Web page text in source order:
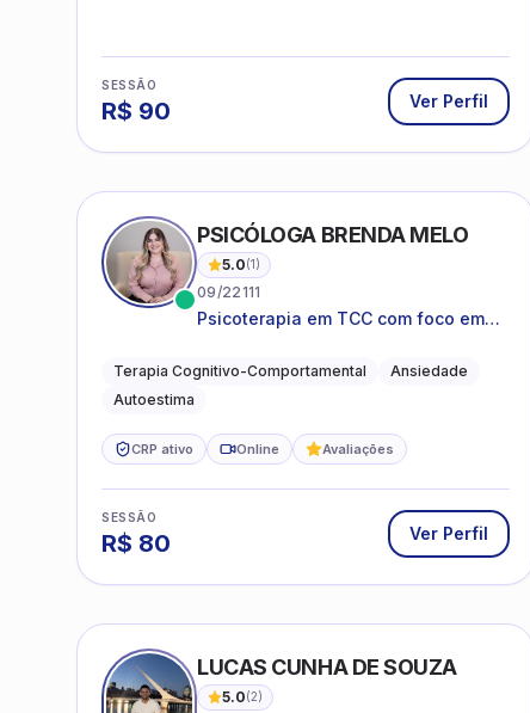
SESSÃO
R$ 90 Ver Perfil
PSICÓLOGA BRENDA MELO
5.0(1)
09/22111
Psicoterapia em TCC com foco em
práticas para o cotidiano
Terapia Cognitivo-Comportamental
Ansiedade
Autoestima
CRP ativo Online Avaliações
SESSÃO
R$ 80 Ver Perfil
LUCAS CUNHA DE SOUZA
5.0(2)